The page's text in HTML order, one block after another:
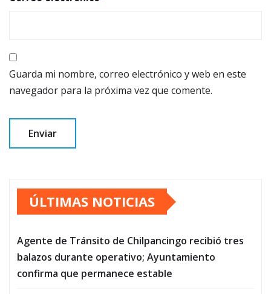
Guarda mi nombre, correo electrónico y web en este
navegador para la próxima vez que comente.
ÚLTIMAS NOTICIAS
Agente de Tránsito de Chilpancingo recibió tres
balazos durante operativo; Ayuntamiento
confirma que permanece estable